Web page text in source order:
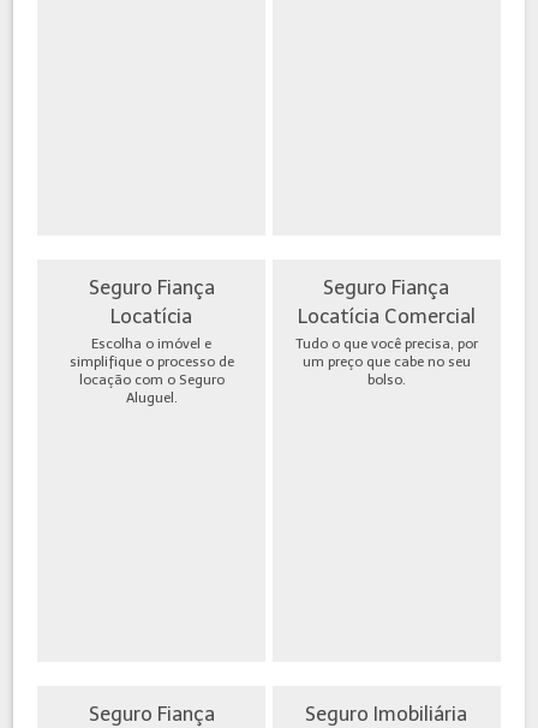
Seguro Fiança
Locatícia
Escolha o imóvel e
simplifique o processo de
locação com o Seguro
Aluguel.
Seguro Fiança
Locatícia Comercial
Tudo o que você precisa, por
um preço que cabe no seu
bolso.
Seguro Fiança
Seguro Imobiliária